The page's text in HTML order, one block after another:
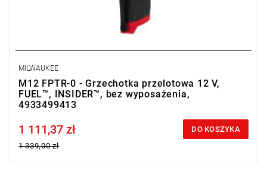
MILWAUKEE
M12 FPTR-0 - Grzechotka przelotowa 12 V,
FUEL™, INSIDER™, bez wyposażenia,
4933499413
Price tax included
1 111,37 zł
1 339,00 zł
DO KOSZYKA